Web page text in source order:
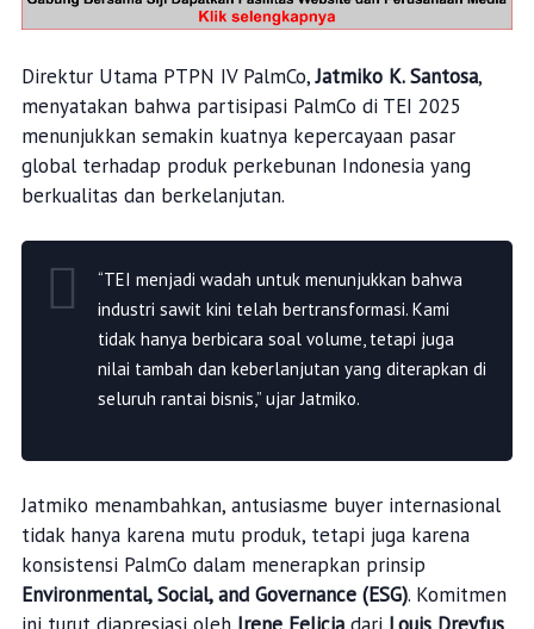
Direktur Utama PTPN IV PalmCo,Jatmiko K. Santosa,
menyatakan bahwa partisipasi PalmCo di TEI 2025
menunjukkan semakin kuatnya kepercayaan pasar
global terhadap produk perkebunan Indonesia yang
berkualitas dan berkelanjutan.
“TEI menjadi wadah untuk menunjukkan bahwa
industri sawit kini telah bertransformasi. Kami
tidak hanya berbicara soal volume, tetapi juga
nilai tambah dan keberlanjutan yang diterapkan di
seluruh rantai bisnis,” ujar Jatmiko.
Jatmiko menambahkan, antusiasme buyer internasional
tidak hanya karena mutu produk, tetapi juga karena
konsistensi PalmCo dalam menerapkan prinsip
Environmental, Social, and Governance (ESG). Komitmen
ini turut diapresiasi oleh Irene Feliciadari Louis Dreyfus